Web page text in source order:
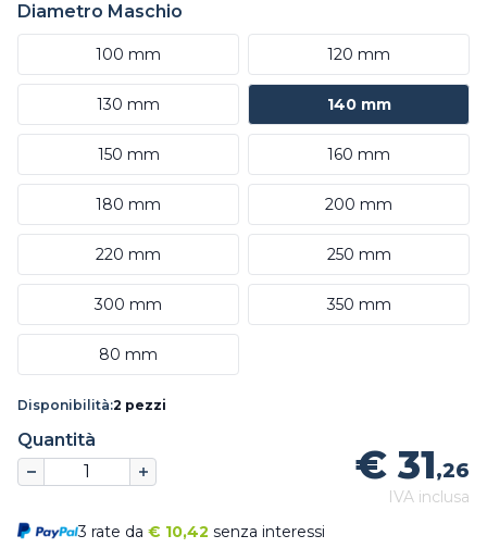
Diametro Maschio
100 mm 120 mm
130 mm 140 mm
150 mm 160 mm
180 mm 200 mm
220 mm 250 mm
300 mm 350 mm
80 mm
Disponibilità:2 pezzi
Quantità
€ 31,26
IVA inclusa
3 rate da € 10,42 senza interessi